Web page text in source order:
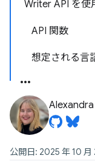
Writer API を使
API 関数
想定される言
公開日: 2025 年 10 月